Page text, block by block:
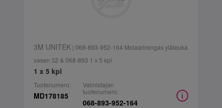
3M UNITEK| 068-893-952-164 Molaarirengas yläleuka
vasen 32 & 068-893 1 x 5 kpl
1 x 5 kpl
Tuotenumero:
MD178185
Valmistajan
tuotenumero:
068-893-952-164